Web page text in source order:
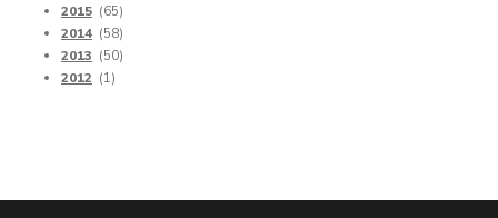
2015 (65)
2014 (58)
2013 (50)
2012 (1)